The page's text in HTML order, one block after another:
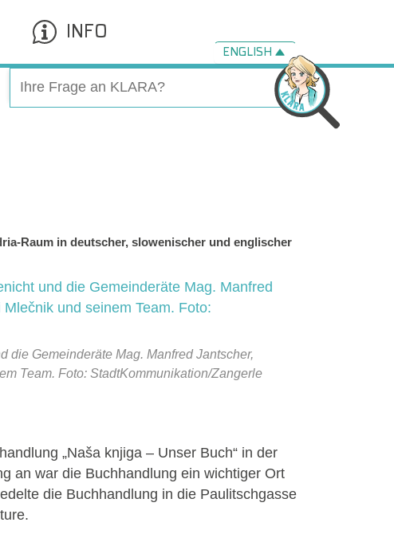
INFO
ENGLISH
Raum in deutscher, slowenischer und englischer
die Gemeinderäte Mag. Manfred Jantscher,
Team. Foto: StadtKommunikation/Zangerle
„Naša knjiga – Unser Buch“ in der
an war die Buchhandlung ein wichtiger Ort
die Buchhandlung in die Paulitschgasse